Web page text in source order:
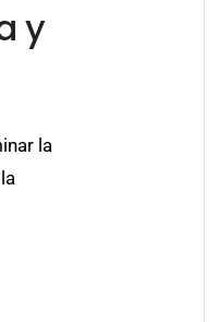
y
la